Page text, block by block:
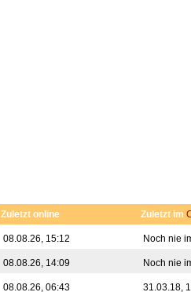
Zuletzt online Zuletzt im
08.08.26, 15:12 Noch nie
08.08.26, 14:09 Noch nie
08.08.26, 06:43 31.03.18,